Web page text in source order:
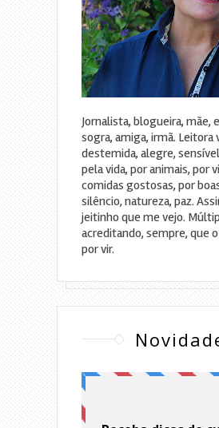
Jornalista, blogueira, mãe,
sogra, amiga, irmã. Leitora
destemida, alegre,
pela vida, por animais, por
comidas gostosas, por
silêncio, natureza, paz.
jeitinho que me vejo.
acreditando, sempre, que
por vir.